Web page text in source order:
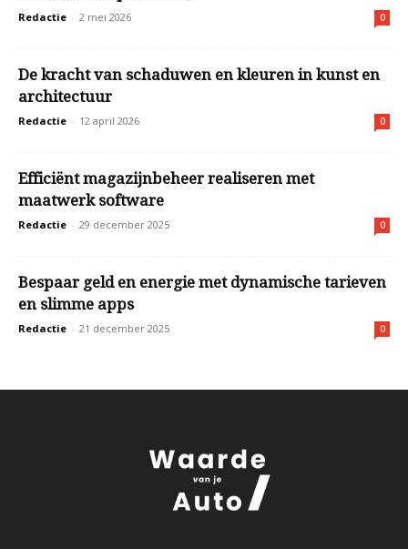
Redactie - 2 mei 2026 0
De kracht van schaduwen en kleuren in kunst en
architectuur
Redactie - 12 april 2026 0
Efficiënt magazijnbeheer realiseren met
maatwerk software
Redactie - 29 december 2025 0
Bespaar geld en energie met dynamische tarieven
en slimme apps
Redactie - 21 december 2025 0